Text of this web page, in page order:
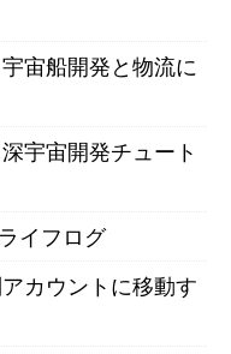
宙船開発と物流に
宇宙開発チュート
イフログ
カウントに移動す